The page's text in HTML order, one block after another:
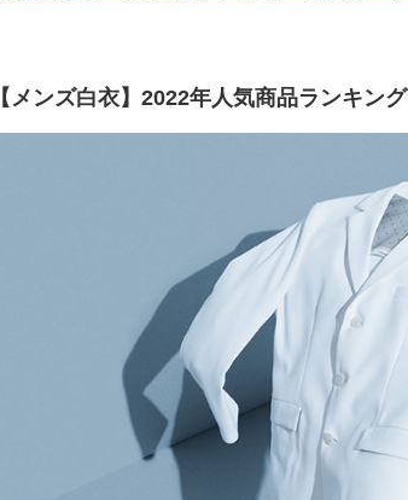
【メンズ白衣】2022年人気商品ランキング